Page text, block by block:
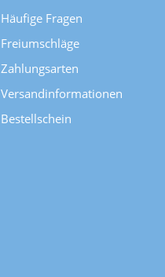
Häufige Fragen
Freiumschläge
Zahlungsarten
Versand­informationen
Bestellschein